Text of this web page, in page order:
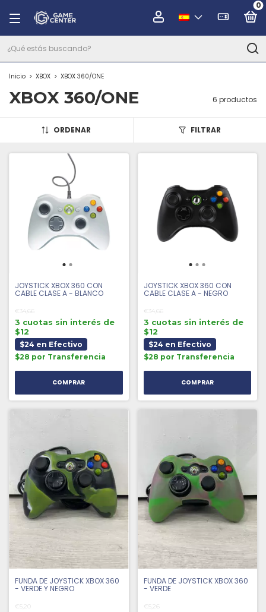
0
Inicio > XBOX > XBOX 360/ONE
XBOX 360/ONE 6 productos
ORDENAR FILTRAR
JOYSTICK XBOX 360 CON
CABLE CLASE A - BLANCO
€34,66
3 cuotas sin interés de
$12
$24 en Efectivo
$28 por Transferencia
JOYSTICK XBOX 360 CON
CABLE CLASE A - NEGRO
€34,66
3 cuotas sin interés de
$12
$24 en Efectivo
$28 por Transferencia
FUNDA DE JOYSTICK XBOX 360
- VERDE Y NEGRO
€5,20
FUNDA DE JOYSTICK XBOX 360
- VERDE
€5,26